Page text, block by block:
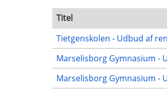
Titel
Tietgenskolen - Udbud af
Marselisborg Gymnasium -
Marselisborg Gymnasium -